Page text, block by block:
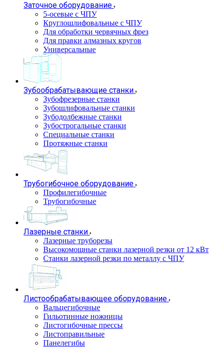
Заточное оборудование
5-осевые с ЧПУ
Круглошлифовальные с ЧПУ
Для обработки червячных фрез
Для правки алмазных кругов
Универсальные
Зубообрабатывающие станки
Зубофрезерные станки
Зубошлифовальные станки
Зубодолбежные станки
Зубострогальные станки
Специальные станки
Протяжные станки
Трубогибочное оборудование
Профилегибочные
Трубогибочные
Лазерные станки
Лазерные труборезы
Высокомощные станки лазерной резки от 12 кВт
Станки лазерной резки по металлу с ЧПУ
Листообрабатывающее оборудование
Вальцегибочные
Гильотинные ножницы
Листогибочные прессы
Листоправильные
Панелегибы